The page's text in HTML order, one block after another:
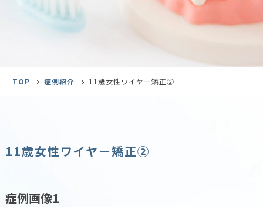
TOP 症例紹介 11歳女性ワイヤー矯正②
11歳女性ワイヤー矯正②
症例画像1